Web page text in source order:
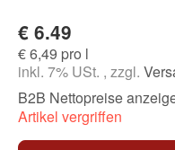
€ 6.49
€ 6,49 pro l
inkl. 7% USt. , zzgl.
B2B Nettopreise
Artikel vergriffen